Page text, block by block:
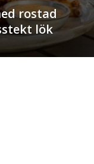
rostad
lök